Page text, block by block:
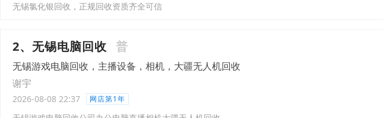
无锡氯化银回收，正规回收资质齐全可信
2、无锡电脑回收 普
无锡游戏电脑回收，主播设备，相机，大疆无人机回收
谢宇
2026-08-08 22:37 网店第1年